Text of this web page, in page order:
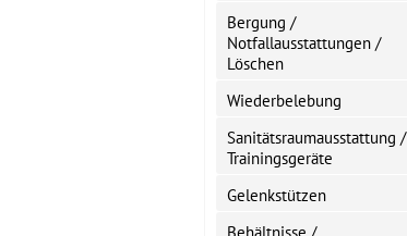
Bergung /
Notfallausstattungen /
Löschen
Wiederbelebung
Sanitätsraumausstattung /
Trainingsgeräte
Gelenkstützen